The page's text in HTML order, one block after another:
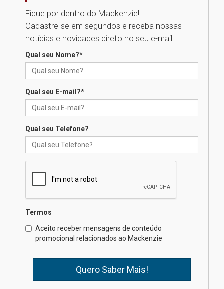
Universidade Mackenzie
realizará nova edição da Feira
das novas tecnologias em
calouros do segundo semestre
04.08.2026
Brasília prepara seus
estudantes para o PAS antes
mesmo do Ensino Médio
Fique por dentro do Mackenzie!
Cadastre-se em segundos e receba nossas
notícias e novidades direto no seu e-mail.
Qual seu Nome?*
Qual seu E-mail?*
Qual seu Telefone?
Termos
Aceito receber mensagens de conteúdo
promocional relacionados ao Mackenzie